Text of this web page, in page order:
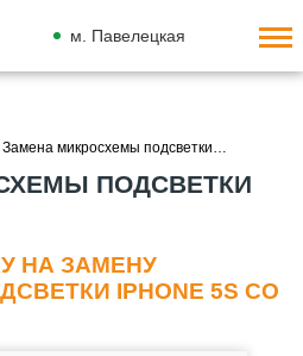
м. Павелецкая
Замена микросхемы подсветки…
ПОДСВЕТКИ
НА ЗАМЕНУ
IPHONE 5S СО